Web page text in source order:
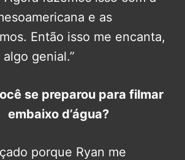
e as
Então isso me encanta,
genial.”
se preparou para filmar
embaixo d’água?
porque Ryan me